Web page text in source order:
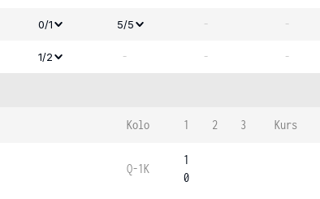
0/1 5/5 - -
1/2 - - -
Kolo 1 2 3 Kurs
Q-1K
1
0